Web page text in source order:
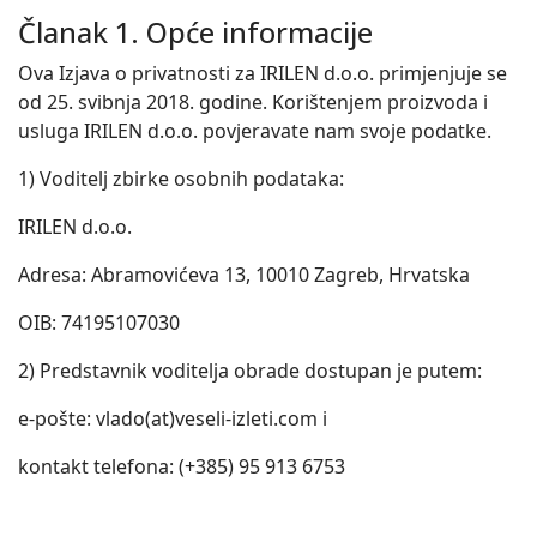
Članak 1. Opće informacije
Ova Izjava o privatnosti za IRILEN d.o.o. primjenjuje se
od 25. svibnja 2018. godine. Korištenjem proizvoda i
usluga IRILEN d.o.o. povjeravate nam svoje podatke.
1) Voditelj zbirke osobnih podataka:
IRILEN d.o.o.
Adresa: Abramovićeva 13, 10010 Zagreb, Hrvatska
OIB: 74195107030
2) Predstavnik voditelja obrade dostupan je putem:
e-pošte: vlado(at)veseli-izleti.com i
kontakt telefona: (+385) 95 913 6753